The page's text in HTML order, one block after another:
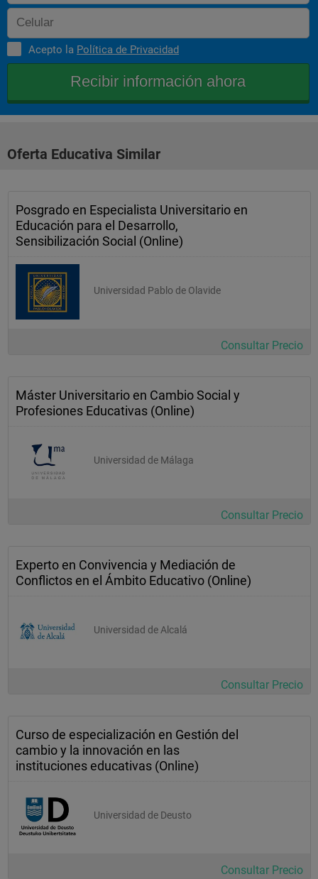
- diseño y evaluación de programas de educación en la
infancia.
Acepto la Política de Privacidad
Oferta Educativa Similar
Posgrado en Especialista Universitario en
Educación para el Desarrollo,
Sensibilización Social (Online)
Universidad Pablo de Olavide
Consultar Precio
Máster Universitario en Cambio Social y
Profesiones Educativas (Online)
Universidad de Málaga
Consultar Precio
Experto en Convivencia y Mediación de
Conflictos en el Ámbito Educativo (Online)
Universidad de Alcalá
Consultar Precio
Curso de especialización en Gestión del
cambio y la innovación en las
instituciones educativas (Online)
Universidad de Deusto
Consultar Precio